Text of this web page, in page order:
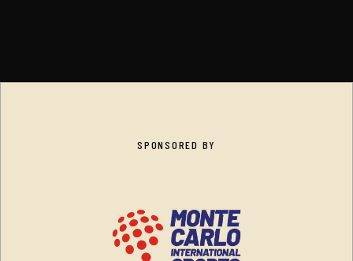
SPONSORED BY